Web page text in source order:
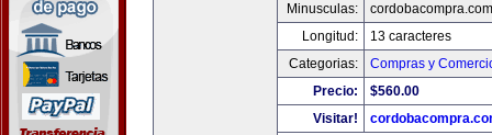
Minusculas:
cordobacompra.com
Longitud:
13 caracteres
Categorias:
Compras y
Precio:
$560.00
Visitar!